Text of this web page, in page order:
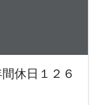
休日１２６